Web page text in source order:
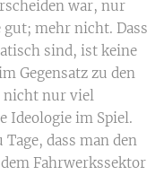
war, nur
mehr nicht. Dass
sind, ist keine
Gegensatz zu den
nicht nur viel
Ideologie im Spiel.
dass man den
Fahrwerkssektor